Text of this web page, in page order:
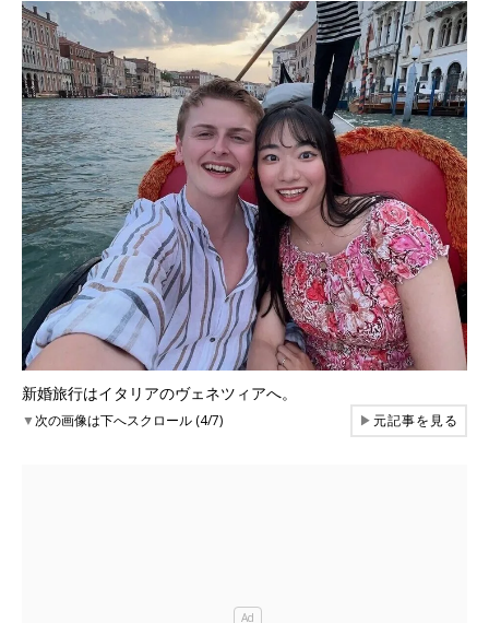
新婚旅行はイタリアのヴェネツィアへ。
▼次の画像は下へスクロール (4/7) ▶元記事を見る